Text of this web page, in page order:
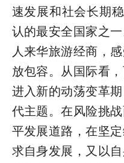
速发展和社会长期
认的最安全国家之
人来华旅游经商，
放包容。从国际看
进入新的动荡变革
代主题。在风险挑
平发展道路，在坚
求自身发展，又以